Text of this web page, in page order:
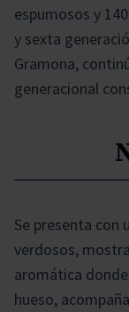
espumosos y
y sexta
Gramona,
generacional
Se presenta con
verdosos,
aromática
hueso,